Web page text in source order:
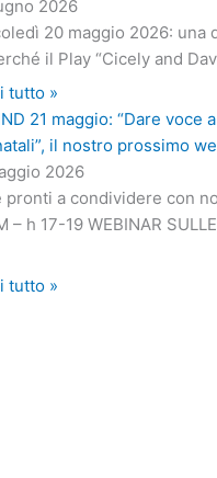
2026
20 maggio 2026: una
il Play “Cicely and
tutto »
21 maggio: “Dare
il nostro prossimo
2026
pronti a condividere con
– h 17-19 WEBINAR
tutto »